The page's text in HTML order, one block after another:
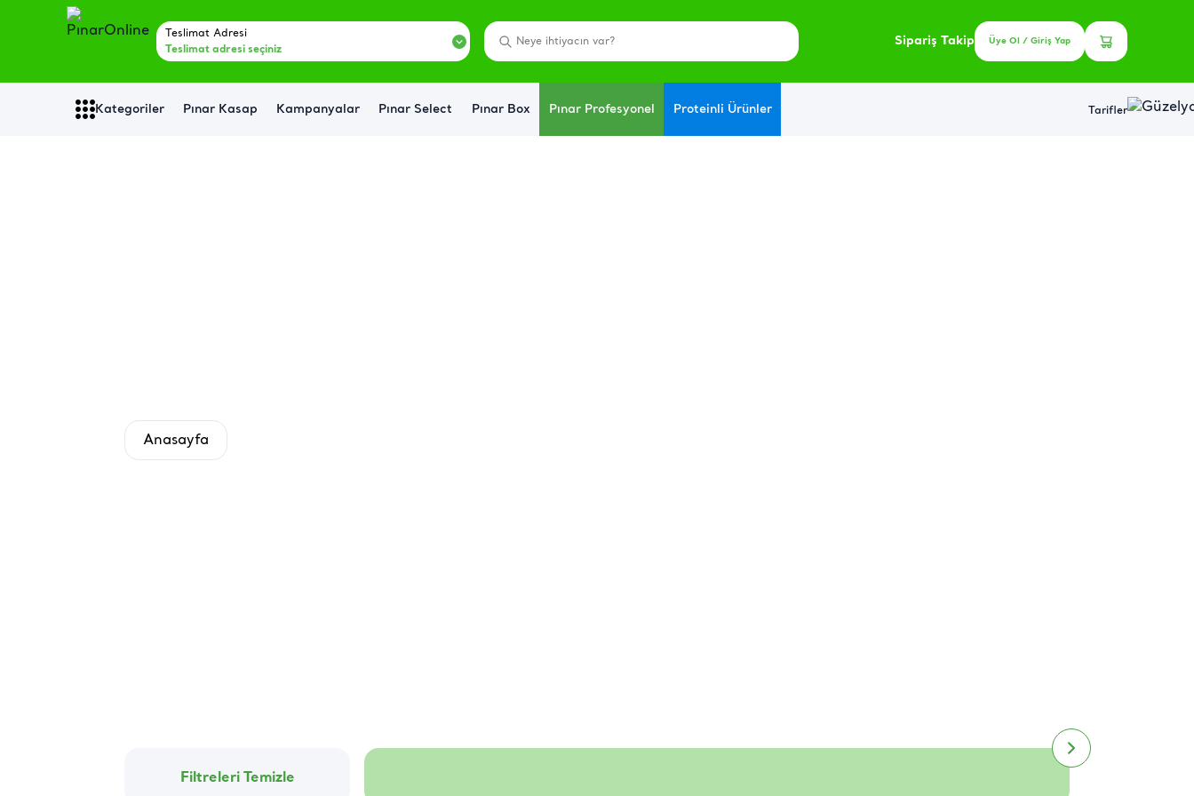
Teslimat Adresi
Teslimat adresi seçiniz
Sipariş Takip Üye Ol / Giriş Yap
Kategoriler Pınar Kasap Kampanyalar Pınar Select Pınar Box Pınar Profesyonel Proteinli Ürünler Tarifler
Anasayfa
Filtreleri Temizle